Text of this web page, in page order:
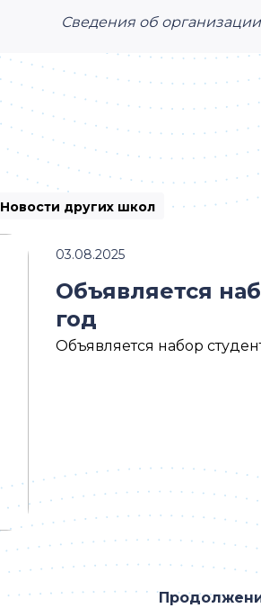
Сведения об организации
Новости других школ
03.08.2025
Объявляется
год
Объявляется набор